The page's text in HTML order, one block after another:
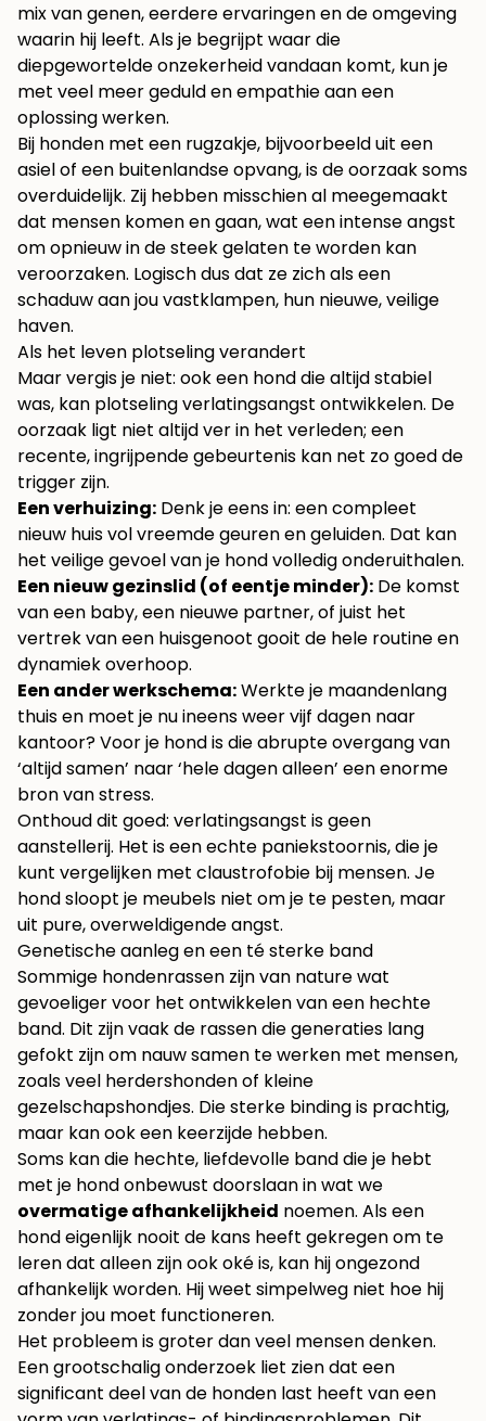
mix van genen, eerdere ervaringen en de omgeving
waarin hij leeft. Als je begrijpt waar die
diepgewortelde onzekerheid vandaan komt, kun je
met veel meer geduld en empathie aan een
oplossing werken.
Bij honden met een rugzakje, bijvoorbeeld uit een
asiel of een buitenlandse opvang, is de oorzaak soms
overduidelijk. Zij hebben misschien al meegemaakt
dat mensen komen en gaan, wat een intense angst
om opnieuw in de steek gelaten te worden kan
veroorzaken. Logisch dus dat ze zich als een
schaduw aan jou vastklampen, hun nieuwe, veilige
haven.
Als het leven plotseling verandert
Maar vergis je niet: ook een hond die altijd stabiel
was, kan plotseling verlatingsangst ontwikkelen. De
oorzaak ligt niet altijd ver in het verleden; een
recente, ingrijpende gebeurtenis kan net zo goed de
trigger zijn.
Een verhuizing: Denk je eens in: een compleet
nieuw huis vol vreemde geuren en geluiden. Dat kan
het veilige gevoel van je hond volledig onderuithalen.
Een nieuw gezinslid (of eentje minder): De komst
van een baby, een nieuwe partner, of juist het
vertrek van een huisgenoot gooit de hele routine en
dynamiek overhoop.
Een ander werkschema:Werkte je maandenlang
thuis en moet je nu ineens weer vijf dagen naar
kantoor? Voor je hond is die abrupte overgang van
‘altijd samen’ naar ‘hele dagen alleen’ een enorme
bron van stress.
Onthoud dit goed: verlatingsangst is geen
aanstellerij. Het is een echte paniekstoornis, die je
kunt vergelijken met claustrofobie bij mensen. Je
hond sloopt je meubels niet om je te pesten, maar
uit pure, overweldigende angst.
Genetische aanleg en een té sterke band
Sommige hondenrassen zijn van nature wat
gevoeliger voor het ontwikkelen van een hechte
band. Dit zijn vaak de rassen die generaties lang
gefokt zijn om nauw samen te werken met mensen,
zoals veel herdershonden of kleine
gezelschapshondjes. Die sterke binding is prachtig,
maar kan ook een keerzijde hebben.
Soms kan die hechte, liefdevolle band die je hebt
met je hond onbewust doorslaan in wat we
overmatige afhankelijkheid noemen. Als een
hond eigenlijk nooit de kans heeft gekregen om te
leren dat alleen zijn ook oké is, kan hij ongezond
afhankelijk worden. Hij weet simpelweg niet hoe hij
zonder jou moet functioneren.
Het probleem is groter dan veel mensen denken.
Een grootschalig onderzoek liet zien dat een
significant deel van de honden last heeft van een